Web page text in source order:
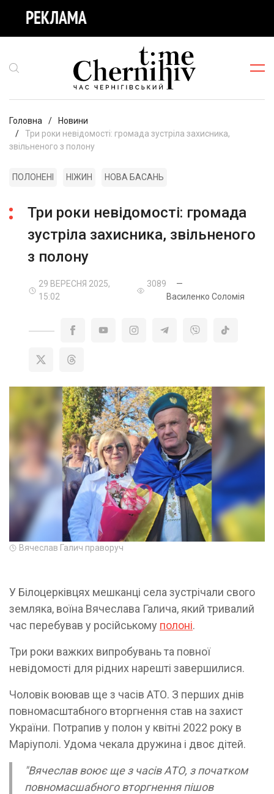
Головна
Новини
Три роки невідомості: громада зустріла захисника,
звільненого з полону
ПОЛОНЕНІ НІЖИН НОВА БАСАНЬ
Три роки невідомості: громада
зустріла захисника, звільненого
з полону
29 ВЕРЕСНЯ 2025,
15:02
3089
—
Василенко Соломія
Вячеслав Галич праворуч
У Білоцерківцях мешканці села зустрічали свого
земляка, воїна Вячеслава Галича, який тривалий
час перебував у російському полоні.
Три роки важких випробувань та повної
невідомості для рідних нарешті завершилися.
Чоловік воював ще з часів АТО. З перших днів
повномасштабного вторгнення став на захист
України. Потрапив у полон у квітні 2022 року в
Маріуполі. Удома чекала дружина і двоє дітей.
"Вячеслав воює ще з часів АТО, з початком
повномасшабного вторгнення пішов